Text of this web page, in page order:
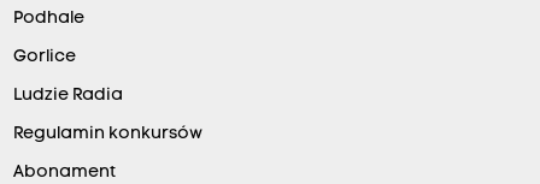
Podhale
Gorlice
Ludzie Radia
Regulamin konkursów
Abonament